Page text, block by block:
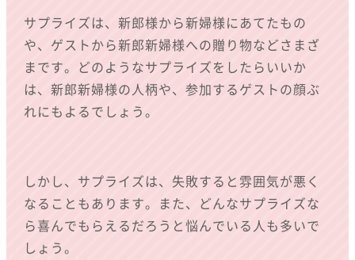
- COMPANY
- PRIVACY
サプライズは、新郎様から新婦様にあてたもの
や、ゲストから新郎新婦様への贈り物などさまざ
まです。どのようなサプライズをしたらいいか
は、新郎新婦様の人柄や、参加するゲストの顔ぶ
れにもよるでしょう。
しかし、サプライズは、失敗すると雰囲気が悪く
なることもあります。また、どんなサプライズな
ら喜んでもらえるだろうと悩んでいる人も多いで
しょう。